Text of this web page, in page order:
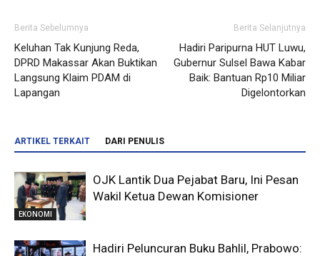
Berita Sebelumnya
Keluhan Tak Kunjung Reda,
DPRD Makassar Akan Buktikan
Langsung Klaim PDAM di
Lapangan
Berita Selanjutnya
Hadiri Paripurna HUT Luwu,
Gubernur Sulsel Bawa Kabar
Baik: Bantuan Rp10 Miliar
Digelontorkan
ARTIKEL TERKAIT DARI PENULIS
EKONOMI
OJK Lantik Dua Pejabat Baru, Ini Pesan
Wakil Ketua Dewan Komisioner
Hadiri Peluncuran Buku Bahlil, Prabowo: